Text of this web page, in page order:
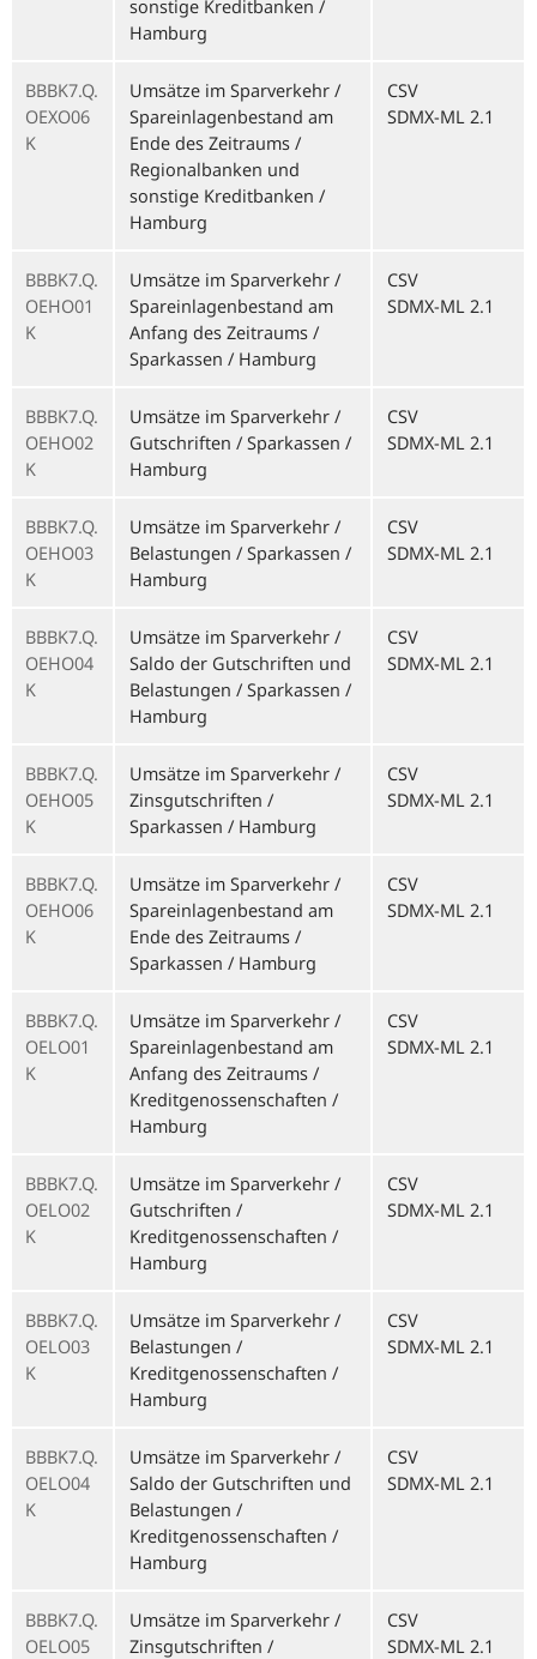
sonstige Kreditbanken /
Hamburg
BBBK7.Q.
OEXO06
K
Umsätze im Sparverkehr /
Spareinlagenbestand am
Ende des Zeitraums /
Regionalbanken und
sonstige Kreditbanken /
Hamburg
CSV
SDMX-ML 2.1
BBBK7.Q.
OEHO01
K
Umsätze im Sparverkehr /
Spareinlagenbestand am
Anfang des Zeitraums /
Sparkassen / Hamburg
CSV
SDMX-ML 2.1
BBBK7.Q.
OEHO02
K
Umsätze im Sparverkehr /
Gutschriften / Sparkassen /
Hamburg
CSV
SDMX-ML 2.1
BBBK7.Q.
OEHO03
K
Umsätze im Sparverkehr /
Belastungen / Sparkassen /
Hamburg
CSV
SDMX-ML 2.1
BBBK7.Q.
OEHO04
K
Umsätze im Sparverkehr /
Saldo der Gutschriften und
Belastungen / Sparkassen /
Hamburg
CSV
SDMX-ML 2.1
BBBK7.Q.
OEHO05
K
Umsätze im Sparverkehr /
Zinsgutschriften /
Sparkassen / Hamburg
CSV
SDMX-ML 2.1
BBBK7.Q.
OEHO06
K
Umsätze im Sparverkehr /
Spareinlagenbestand am
Ende des Zeitraums /
Sparkassen / Hamburg
CSV
SDMX-ML 2.1
BBBK7.Q.
OELO01
K
Umsätze im Sparverkehr /
Spareinlagenbestand am
Anfang des Zeitraums /
Kreditgenossenschaften /
Hamburg
CSV
SDMX-ML 2.1
BBBK7.Q.
OELO02
K
Umsätze im Sparverkehr /
Gutschriften /
Kreditgenossenschaften /
Hamburg
CSV
SDMX-ML 2.1
BBBK7.Q.
OELO03
K
Umsätze im Sparverkehr /
Belastungen /
Kreditgenossenschaften /
Hamburg
CSV
SDMX-ML 2.1
BBBK7.Q.
OELO04
K
Umsätze im Sparverkehr /
Saldo der Gutschriften und
Belastungen /
Kreditgenossenschaften /
Hamburg
CSV
SDMX-ML 2.1
BBBK7.Q.
OELO05
Umsätze im Sparverkehr /
Zinsgutschriften /
CSV
SDMX-ML 2.1